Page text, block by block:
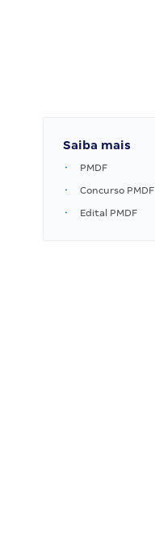
Saiba mais
PMDF
Concurso PMDF
Edital PMDF